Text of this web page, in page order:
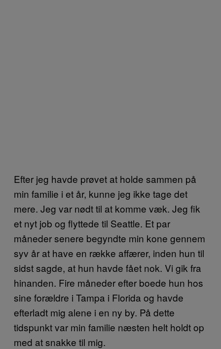
Efter jeg havde prøvet at holde sammen på
min familie i et år, kunne jeg ikke tage det
mere. Jeg var nødt til at komme væk. Jeg fik
et nyt job og flyttede til Seattle. Et par
måneder senere begyndte min kone gennem
syv år at have en række affærer, inden hun til
sidst sagde, at hun havde fået nok. Vi gik fra
hinanden. Fire måneder efter boede hun hos
sine forældre i Tampa i Florida og havde
efterladt mig alene i en ny by. På dette
tidspunkt var min familie næsten helt holdt op
med at snakke til mig.